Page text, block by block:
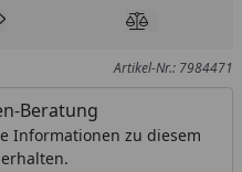
hinzufügenProdukt
Artikel-Nr.: 7984471
Beratung
Informationen zu diesem